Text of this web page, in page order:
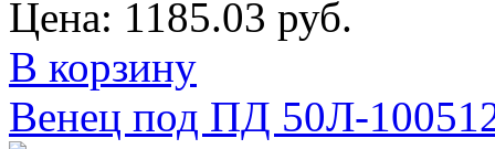
Цена: 1185.03 руб.
В корзину
Венец под ПД 50Л-